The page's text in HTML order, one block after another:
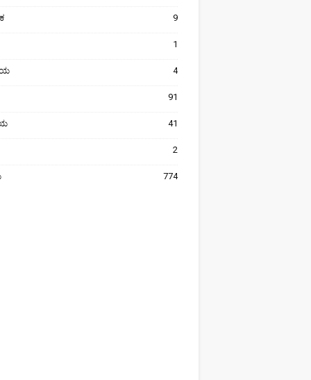
9
1
4
91
41
2
774